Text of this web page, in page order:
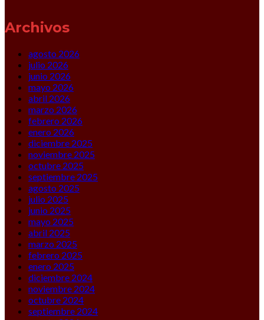
Archivos
agosto 2026
julio 2026
junio 2026
mayo 2026
abril 2026
marzo 2026
febrero 2026
enero 2026
diciembre 2025
noviembre 2025
octubre 2025
septiembre 2025
agosto 2025
julio 2025
junio 2025
mayo 2025
abril 2025
marzo 2025
febrero 2025
enero 2025
diciembre 2024
noviembre 2024
octubre 2024
septiembre 2024